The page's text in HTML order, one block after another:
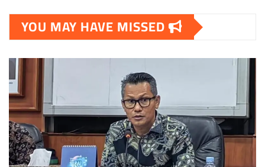
YOU MAY HAVE MISSED